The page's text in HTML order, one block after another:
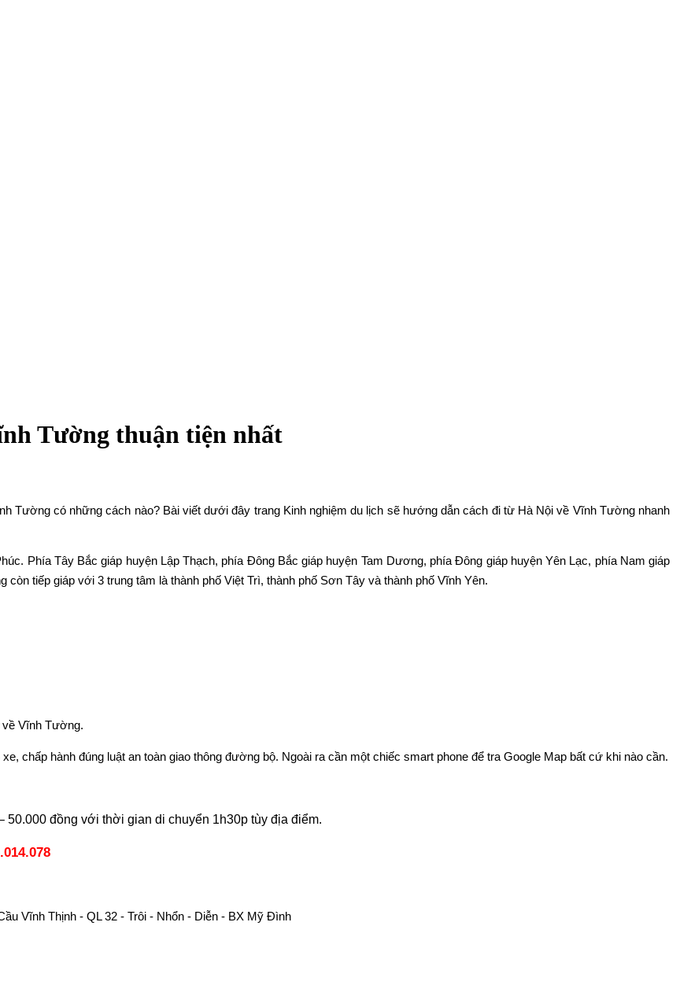
Tường thuận tiện nhất
Tường có những cách nào? Bài viết dưới đây trang Kinh nghiệm du lịch sẽ hướng dẫn cách đi từ Hà Nội về Vĩnh Tường nhanh
Phía Tây Bắc giáp huyện Lập Thạch, phía Đông Bắc giáp huyện Tam Dương, phía Đông giáp huyện Yên Lạc, phía Nam giáp
tiếp giáp với 3 trung tâm là thành phố Việt Trì, thành phố Sơn Tây và thành phố Vĩnh Yên.
về Vĩnh Tường.
chấp hành đúng luật an toàn giao thông đường bộ. Ngoài ra cần một chiếc smart phone để tra Google Map bất cứ khi nào cần.
đồng với thời gian di chuyển 1h30p tùy địa điểm.
Vĩnh Thịnh - QL 32 - Trôi - Nhổn - Diễn - BX Mỹ Đình